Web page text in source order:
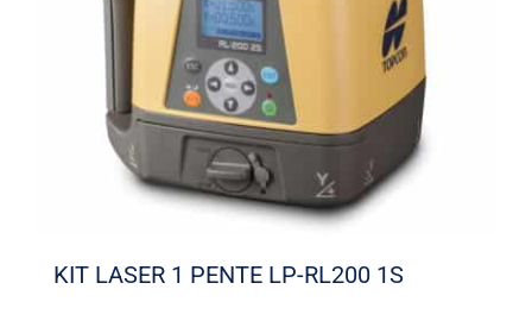
KIT LASER 1 PENTE LP-RL200 1S